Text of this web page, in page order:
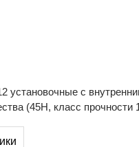
установочные с
(45H, класс